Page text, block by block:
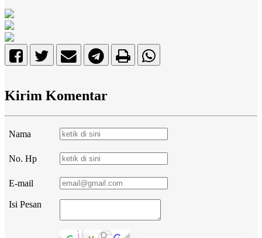
Kirim Komentar
Nama
No. Hp
E-mail
Isi Pesan